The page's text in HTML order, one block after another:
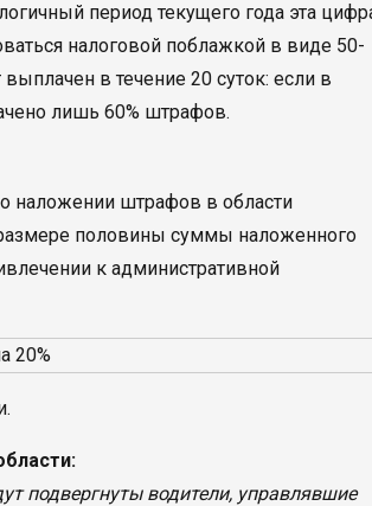
период текущего года эта
налоговой поблажкой в виде 50-
в течение 20 суток: если в
лишь 60% штрафов.
наложении штрафов в области
половины суммы наложенного
к административной
подвергнуты водители, управлявшие